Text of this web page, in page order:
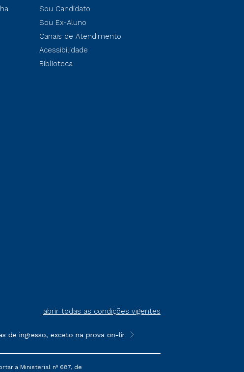
Sou Candidato
Sou Ex-Aluno
Canais de Atendimento
Acessibilidade
Biblioteca
abrir todas as condições vigentes
exceto na prova on-line ou agendada, que ofertam
**Semipresencial é um formato do
Ministerial nº 687, de